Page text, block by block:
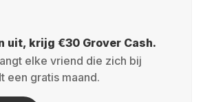
uit, krijg €30 Grover Cash.
elke vriend die zich bij
een gratis maand.